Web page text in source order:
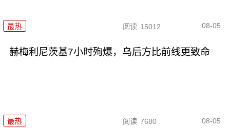
最热 阅读 15012 08-05
赫梅利尼茨基7小时殉爆，乌后方比前线更致命
最热 阅读 7680 08-05